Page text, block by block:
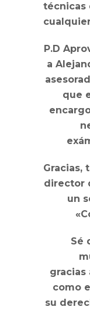
técnicas
P.D
a
que
Gracias,
director
un
Sé
gracias
como
su